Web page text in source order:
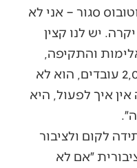
סגור – אני לא
יש לנו קצין
והתקיפה,
אבל הוא קצין אחד על כ-2,000 עובדים, הוא לא
איך לפעול, היא
לקום ולציבור
״אם לא